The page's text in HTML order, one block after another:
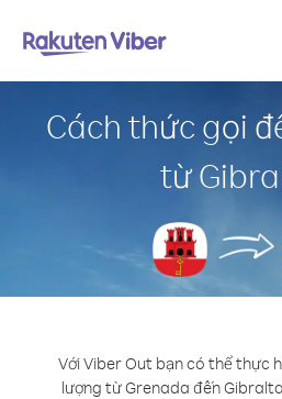
Cách thức gọi
từ
Với Viber Out bạn có thể thực
lượng từ Grenada đến